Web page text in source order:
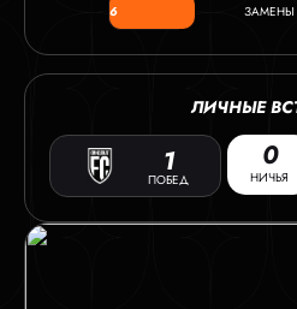
6 ЗАМЕНЫ
ЛИЧНЫЕ
1
ПОБЕД
0
НИЧЬЯ